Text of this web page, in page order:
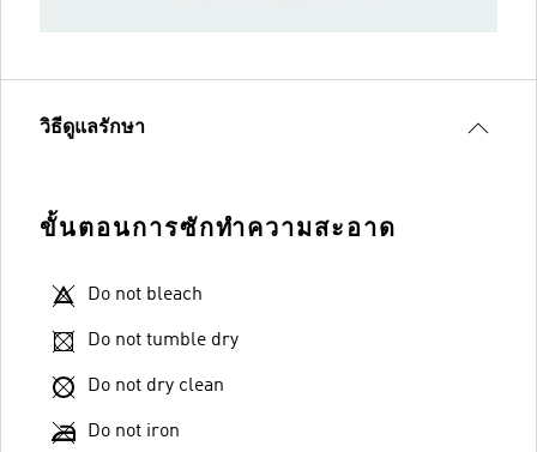
วิธีดูแลรักษา
ขั้นตอนการซักทำความสะอาด
Do not bleach
Do not tumble dry
Do not dry clean
Do not iron